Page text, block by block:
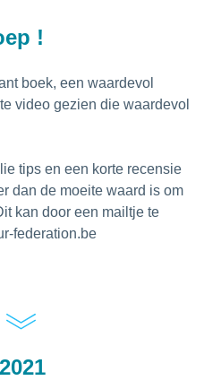
!
boek, een waardevol
video gezien die waardevol
tips en een korte recensie
dan de moeite waard is om
kan door een mailtje te
federation.be